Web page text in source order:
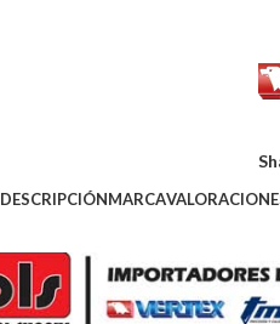
DESCRIPCIÓNMARCA